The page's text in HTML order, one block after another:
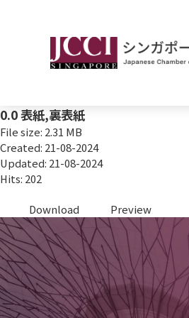
0.0 表紙,裏表紙
File size: 2.31 MB
Created: 21-08-2024
Updated: 21-08-2024
Hits: 202
Download Preview